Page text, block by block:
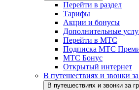
Перейти в раздел
Тарифы
Акции и бонусы
Дополнительные
Перейти в МТС
Подписка МТС
МТС Бонус
Открытый интернет
В путешествиях и звонки
В путешествиях и звонки за